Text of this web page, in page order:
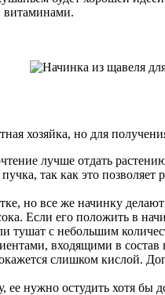
витаминами.
хозяйка, но для
лучше отдать
так как это
но все же начинку
Если его положить в
тушат с небольшим
входящими в состав
слишком
нужно остудить хотя бы